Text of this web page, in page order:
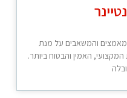
והמשאבים על מנת
האמין והבטוח ביותר.